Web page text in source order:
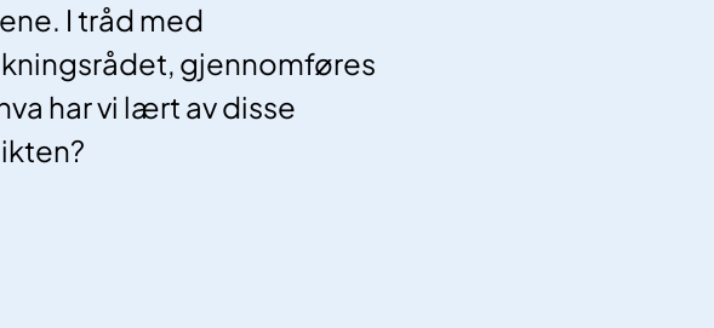
I tråd med
gjennomføres
har vi lært av disse